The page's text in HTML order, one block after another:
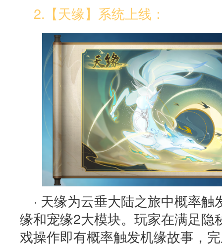
2.【天缘】系统上线：
· 天缘为云垂大陆之旅中概率
缘和宠缘2大模块。玩家在满足隐
戏操作即有概率触发机缘故事，